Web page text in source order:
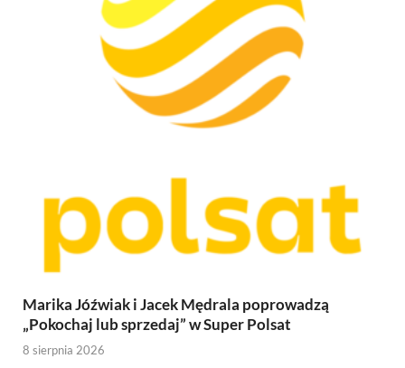
Marika Jóźwiak i Jacek Mędrala poprowadzą
„Pokochaj lub sprzedaj” w Super Polsat
8 sierpnia 2026